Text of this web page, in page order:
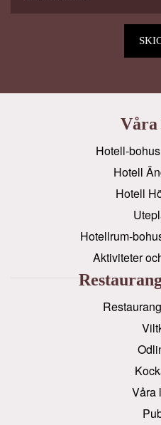
Våra
Hotell-
Hotell
Hotell
Hotellrum-
Aktiviteter